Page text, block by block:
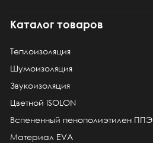
Каталог товаров
Теплоизоляция
Шумоизоляция
Звукоизоляция
Цветной ISOLON
Вспененный пенополиэтилен ППЭ
Материал EVA